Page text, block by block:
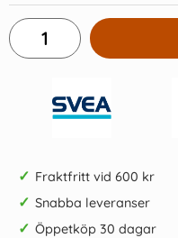
✓ Fraktfritt vid 600 kr
✓ Snabba leveranser
✓ Öppetköp 30 dagar